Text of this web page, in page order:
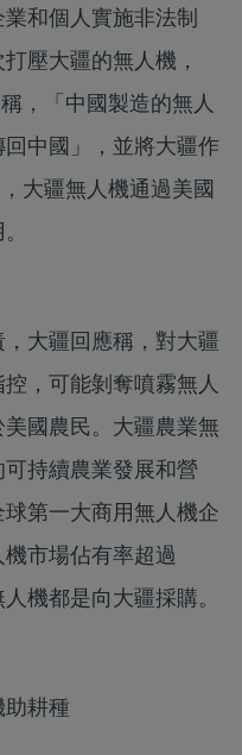
和個人實施非法制
壓大疆的無人機，
，「中國製造的無人
中國」，並將大疆作
大疆無人機通過美國
大疆回應稱，對大疆
，可能剝奪噴霧無人
國農民。大疆農業無
持續農業發展和營
第一大商用無人機企
市場佔有率超過
機都是向大疆採購。
助耕種